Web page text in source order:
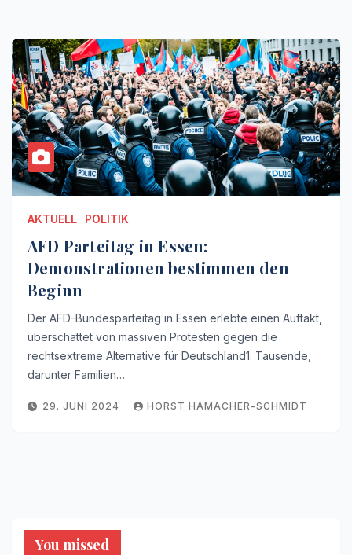
AKTUELL POLITIK
AFD Parteitag in Essen:
Demonstrationen bestimmen den
Beginn
Der AFD-Bundesparteitag in Essen erlebte einen Auftakt,
überschattet von massiven Protesten gegen die
rechtsextreme Alternative für Deutschland1. Tausende,
darunter Familien…
29. JUNI 2024 HORST HAMACHER-SCHMIDT
You missed